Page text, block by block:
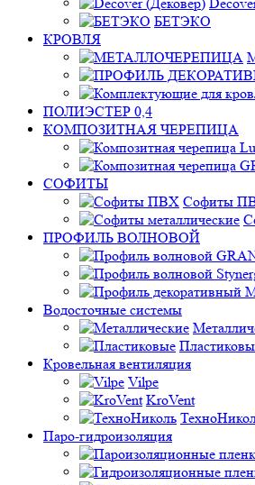
БЕТЭКО
КРОВЛЯ
ПОЛИЭСТЕР 0,4
КОМПОЗИТНАЯ ЧЕРЕПИЦА
СОФИТЫ
Софиты
ПРОФИЛЬ ВОЛНОВОЙ
Водосточные системы
Кровельная вентиляция
Vilpe
KroVent
Паро-гидроизоляция